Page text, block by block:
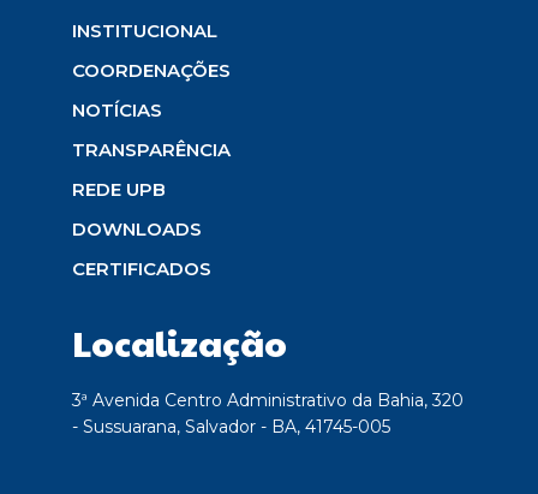
INSTITUCIONAL
COORDENAÇÕES
NOTÍCIAS
TRANSPARÊNCIA
REDE UPB
DOWNLOADS
CERTIFICADOS
Localização
3ª Avenida Centro Administrativo da Bahia, 320
- Sussuarana, Salvador - BA, 41745-005